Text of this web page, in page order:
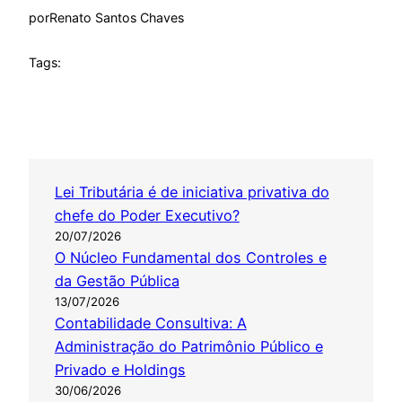
porRenato Santos Chaves
Tags:
Lei Tributária é de iniciativa privativa do
chefe do Poder Executivo?
20/07/2026
O Núcleo Fundamental dos Controles e
da Gestão Pública
13/07/2026
Contabilidade Consultiva: A
Administração do Patrimônio Público e
Privado e Holdings
30/06/2026